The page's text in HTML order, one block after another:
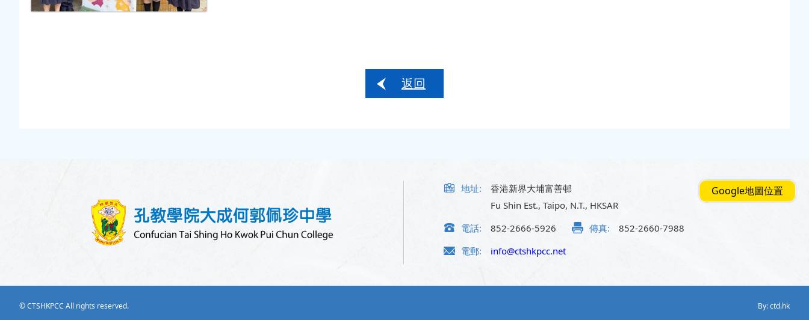
返回
Google地圖位置
地址:
香港新界大埔富善邨
Fu Shin Est., Taipo, N.T., HKSAR
電話:
852-2666-5926 傳真:
852-2660-7988
電郵:
info@ctshkpcc.net
© CTSHKPCC All rights reserved. By: ctd.hk